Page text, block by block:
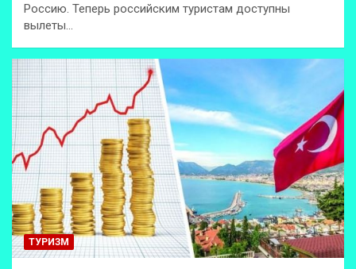
Россию. Теперь российским туристам доступны
вылеты…
ТУРИЗМ